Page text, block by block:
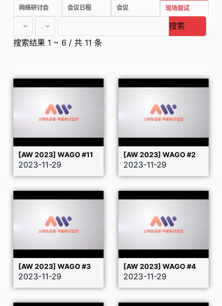
网络研讨会 会议日程 会议 现场面试
搜索
搜索结果 1 ~ 6 / 共 11 条
[AW 2023] WAGO #11
2023-11-29
[AW 2023] WAGO #2
2023-11-29
[AW 2023] WAGO #3
2023-11-29
[AW 2023] WAGO #4
2023-11-29